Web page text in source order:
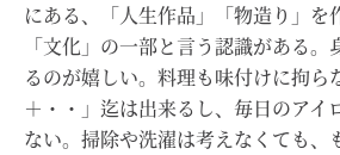
にある、「人生作品」「物造り」を
「文化」の一部と言う認識がある
るのが嬉しい。料理も味付けに拘ら
＋・・」迄は出来るし、毎日のアイ
ない。掃除や洗濯は考えなくても、